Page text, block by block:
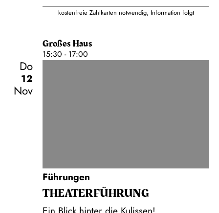
kostenfreie Zählkarten notwendig, Information folgt
Großes Haus
15:30 - 17:00
Do
12
Nov
Führungen
THEATER­FÜHR­UNG